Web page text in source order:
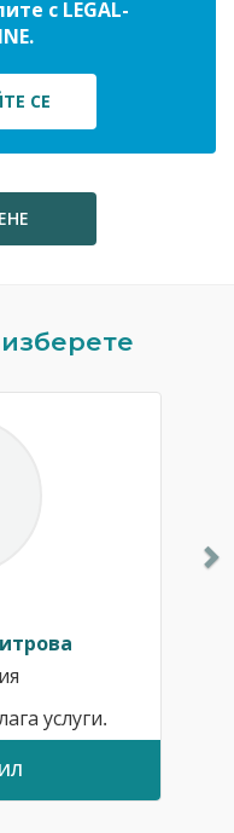
с LEGAL-
СЕ
услуги.